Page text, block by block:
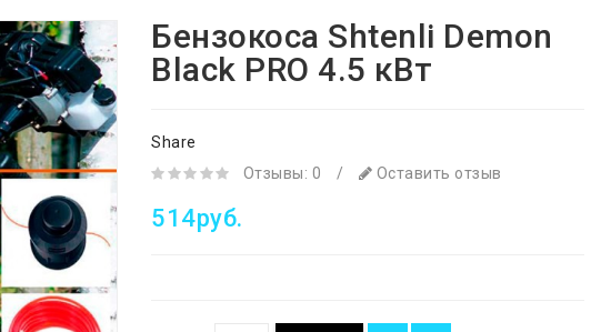
Бензокоса Shtenli Demon
Black PRO 4.5 кВт
Share
Отзывы: 0
/ Оставить отзыв
514руб.